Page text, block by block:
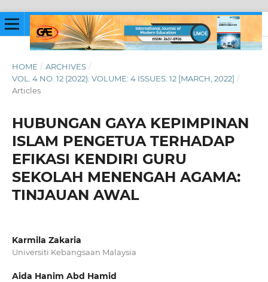
HOME / ARCHIVES /
VOL. 4 NO. 12 (2022): VOLUME: 4 ISSUES: 12 [MARCH, 2022] /
Articles
HUBUNGAN GAYA KEPIMPINAN
ISLAM PENGETUA TERHADAP
EFIKASI KENDIRI GURU
SEKOLAH MENENGAH AGAMA:
TINJAUAN AWAL
Karmila Zakaria
Universiti Kebangsaan Malaysia
Aida Hanim Abd Hamid